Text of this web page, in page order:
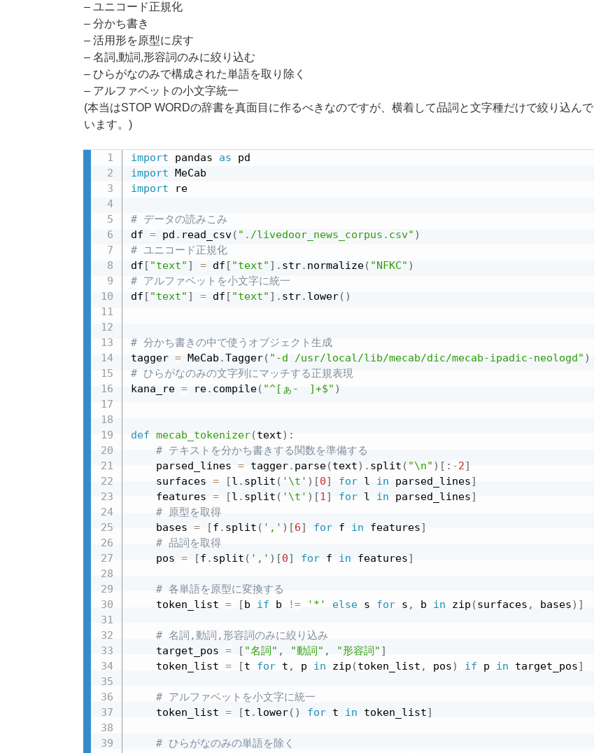
– ユニコード正規化
– 分かち書き
– 活用形を原型に戻す
– 名詞,動詞,形容詞のみに絞り込む
– ひらがなのみで構成された単語を取り除く
– アルファベットの小文字統一
(本当はSTOP WORDの辞書を真面目に作るべきなのですが、横着して品詞と文字種だけで絞り込んで
います。)
import pandas as
import
import re
# データの読みこみ
df = pd . read_csv( "./livedoor_news_corpus.csv" )
# ユニコード正規化
df [ "text" ] = df [ "text" ] . str. normalize( "NFKC" )
# アルファベットを小文字に統一
df [ "text" ] = df [ "text" ] . str. lower( )
# 分かち書きの中で使うオブジェクト生成
tagger = MeCab.Tagger( "-d /usr/local/lib/mecab/dic/mecab-ipadic-neologd" )
# ひらがなのみの文字列にマッチする正規表現
kana_re = re. compile( "^[ぁ-ゖ]+$" )
def mecab_tokenizer(text) :
# テキストを分かち書きする関数を準備する
    parsed_lines
= tagger. parse(text) . split ( "\n" ) [ : -2]
    surfaces
= [l . split ( '\t' ) [0] for l in parsed_lines]
    features
= [l . split ( '\t' ) [1] for l in parsed_lines]
# 原型を取得
    bases
= [f . split ( ',' ) [6] for f in features]
# 品詞を取得
    pos
= [f . split ( ',' ) [0] for f in features]
# 各単語を原型に変換する
    token_list
= [b if b != '*' else s for s , b in zip (surfaces , bases) ]
# 名詞,動詞,形容詞のみに絞り込み
    target_pos
= [ "名詞" , "動詞" , "形容詞" ]
    token_list
= [t for t , p in zip (token_list , pos) if p in target_pos]
# アルファベットを小文字に統一
    token_list
= [t . lower( ) for t in token_list]
# ひらがなのみの単語を除く